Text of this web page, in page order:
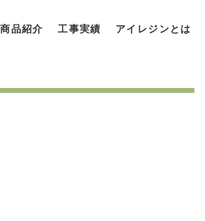
商品紹介 工事実績 アイレジンとは